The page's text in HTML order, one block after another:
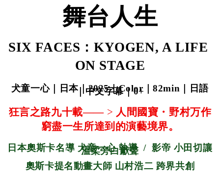
舞台人生
SIX FACES：KYOGEN, A LIFE
ON STAGE
犬童一心｜日本｜2025｜Color｜82min｜日語
｜中文字幕｜0+
狂言之路九十載—— > 人間國寶・野村万作
窮盡一生所達到的演藝境界。
日本奧斯卡名導 犬童一心 執導  /  影帝 小田切讓
溫柔旁白獻聲
奧斯卡提名動畫大師 山村浩二 跨界共創